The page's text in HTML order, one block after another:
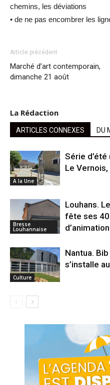
chemins, les déviations
• de ne pas encombrer les
Article précédent
Marché d’art contemporain,
dimanche 21 août
La Rédaction
ARTICLES CONNEXES DU
A la Une
Série
Le
Bresse
Louhannaise
Louhans.
fête ses
d’animation
Culture
Nantua.
s’installe